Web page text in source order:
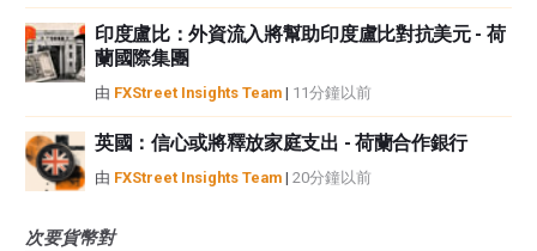
印度盧比：外資流入將幫助印度盧比對抗美元 - 荷
蘭國際集團
由 FXStreet Insights Team | 11分鐘以前
英國：信心或將釋放家庭支出 - 荷蘭合作銀行
由 FXStreet Insights Team | 20分鐘以前
次要貨幣對